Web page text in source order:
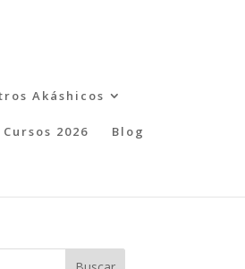
Akáshicos
Cursos 2026 Blog